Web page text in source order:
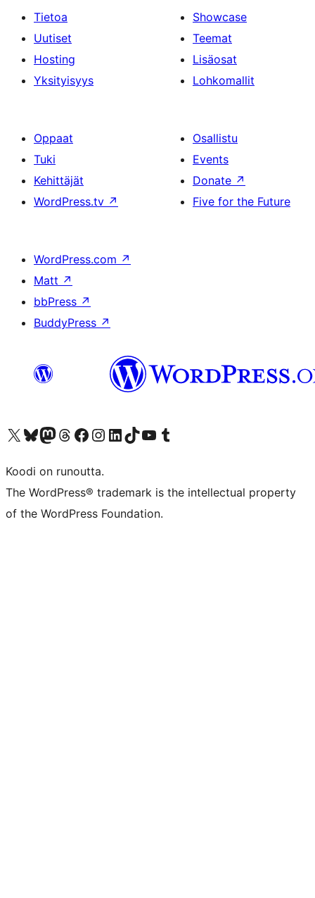
Tietoa
Uutiset
Hosting
Yksityisyys
Showcase
Teemat
Lisäosat
Lohkomallit
Oppaat
Tuki
Kehittäjät
WordPress.tv ↗
Osallistu
Events
Donate ↗
Five for the Future
WordPress.com ↗
Matt ↗
bbPress ↗
BuddyPress ↗
Visit our X (formerly Twitter) account
Visit our Bluesky account
Visit our Mastodon account
Visit our Threads account
Visit our Facebook page
Visit our Instagram account
Visit our LinkedIn account
Visit our TikTok account
Näytä YouTube-kanava
Visit our Tumblr account
Koodi on runoutta.
The WordPress® trademark is the intellectual property
of the WordPress Foundation.